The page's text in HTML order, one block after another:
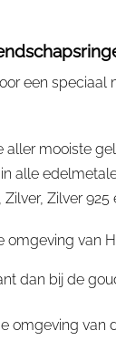
een speciaal
mooiste
alle
Zilver 925
omgeving van
dan bij de
omgeving van